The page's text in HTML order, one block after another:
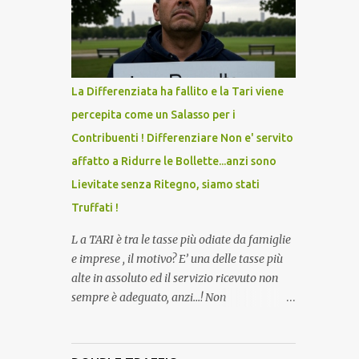
lo scopo della temperatura? Qualcuno a suo
tempo ribattezzo' il Vaccino come: l' Amaro
del Capo, era "spettacolare Ghiacciato, ma
andava bene anche, a Temperatura
Ambiente"! Riproponiamo l'articolo per NON
La Differenziata ha fallito e la Tari viene
percepita come un Salasso per i
Contribuenti ! Differenziare Non e' servito
affatto a Ridurre le Bollette...anzi sono
Lievitate senza Ritegno, siamo stati
Truffati !
L a TARI è tra le tasse più odiate da famiglie
e imprese , il motivo? E’ una delle tasse più
alte in assoluto ed il servizio ricevuto non
sempre è adeguato, anzi…! Non
cittadini direttamente a casa, abbiamo